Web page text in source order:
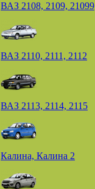
ВАЗ 2108, 2109, 21099
ВАЗ 2110, 2111, 2112
ВАЗ 2113, 2114, 2115
Калина, Калина 2